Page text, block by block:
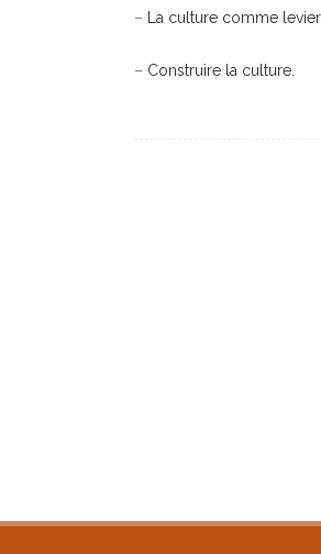
– La culture comme
– Construire la culture.